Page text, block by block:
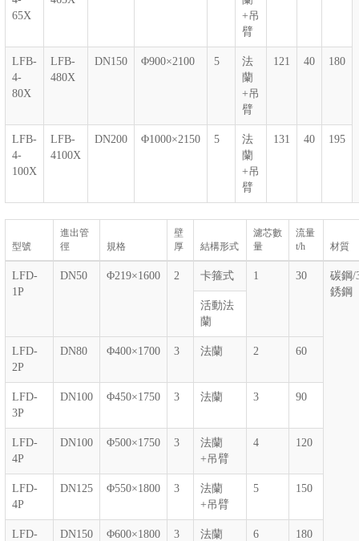
65X
+吊
臂
LFB-
4-
80X
LFB-
480X
DN150 Φ900×2100 5
法
蘭
+吊
臂
121 40 180
LFB-
4-
100X
LFB-
4100X
DN200 Φ1000×2150 5
法
蘭
+吊
臂
131 40 195
型號
進出管
徑
規格
壁
厚
結構形式
濾芯數
量
流量
t/h
材質
LFD-
1P
DN50 Φ219×1600 2 卡箍式 1 30
碳鋼/
銹鋼
活動法
蘭
LFD-
2P
DN80 Φ400×1700 3 法蘭 2 60
LFD-
3P
DN100 Φ450×1750 3 法蘭 3 90
LFD-
4P
DN100 Φ500×1750 3
法蘭
+吊臂
4 120
LFD-
4P
DN125 Φ550×1800 3
法蘭
+吊臂
5 150
LFD-
DN150 Φ600×1800 3
法蘭
6 180